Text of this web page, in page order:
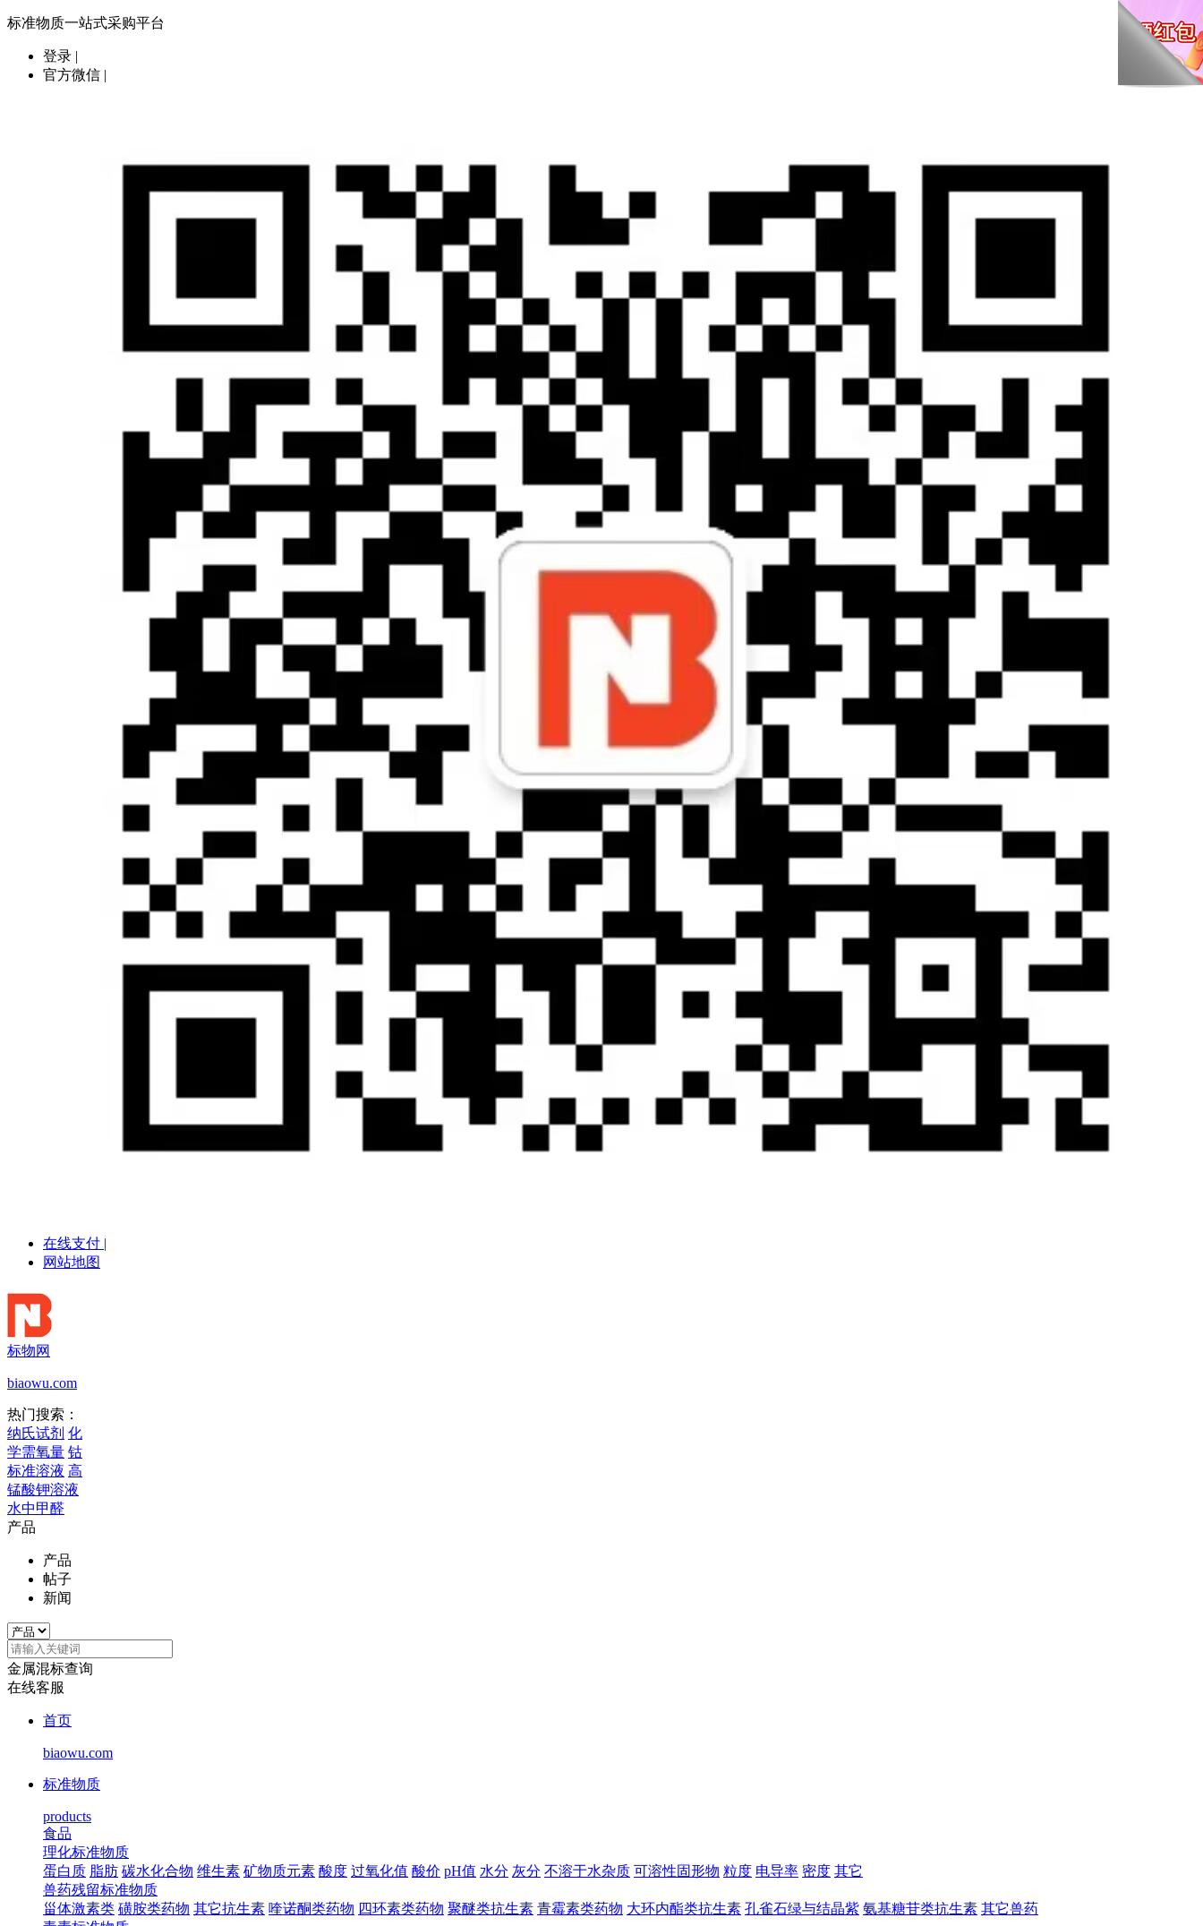
标准物质一站式采购平台
登录 |
官方微信 |
在线支付 |
网站地图
标物网
biaowu.com
热门搜索：
纳氏试剂 化
学需氧量 钴
标准溶液 高
锰酸钾溶液
水中甲醛
产品
产品
帖子
新闻
金属混标查询
在线客服
首页
biaowu.com
标准物质
products
食品
理化标准物质
蛋白质 脂肪 碳水化合物 维生素 矿物质元素 酸度 过氧化值 酸价 pH值 水分 灰分 不溶于水杂质 可溶性固形物 粒度 电导率 密度 其它
兽药残留标准物质
甾体激素类 磺胺类药物 其它抗生素 喹诺酮类药物 四环素类药物 聚醚类抗生素 青霉素类药物 大环内酯类抗生素 孔雀石绿与结晶紫 氨基糖苷类抗生素 其它兽药